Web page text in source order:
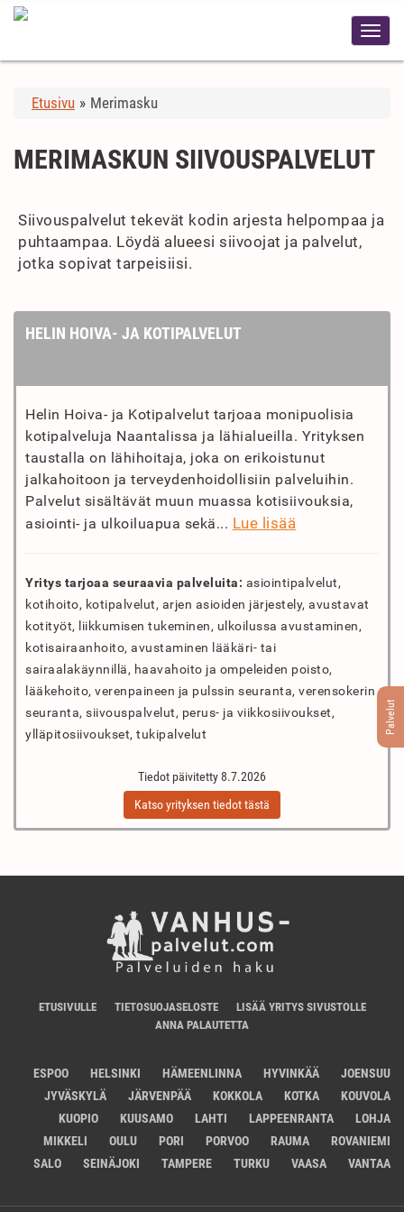
Etusivu » Merimasku
Palvelut
MERIMASKUN SIIVOUSPALVELUT
Siivouspalvelut tekevät kodin arjesta helpompaa ja
puhtaampaa. Löydä alueesi siivoojat ja palvelut,
jotka sopivat tarpeisiisi.
HELIN HOIVA- JA KOTIPALVELUT
Helin Hoiva- ja Kotipalvelut tarjoaa monipuolisia
kotipalveluja Naantalissa ja lähialueilla. Yrityksen
taustalla on lähihoitaja, joka on erikoistunut
jalkahoitoon ja terveydenhoidollisiin palveluihin.
Palvelut sisältävät muun muassa kotisiivouksia,
asiointi- ja ulkoiluapua sekä... Lue lisää
Yritys tarjoaa seuraavia palveluita: asiointipalvelut,
kotihoito, kotipalvelut, arjen asioiden järjestely, avustavat
kotityöt, liikkumisen tukeminen, ulkoilussa avustaminen,
kotisairaanhoito, avustaminen lääkäri- tai
sairaalakäynnillä, haavahoito ja ompeleiden poisto,
lääkehoito, verenpaineen ja pulssin seuranta, verensokerin
seuranta, siivouspalvelut, perus- ja viikkosiivoukset,
ylläpitosiivoukset, tukipalvelut
Tiedot päivitetty 8.7.2026
Katso yrityksen tiedot tästä
ETUSIVULLE TIETOSUOJASELOSTE
LISÄÄ YRITYS SIVUSTOLLE
ANNA PALAUTETTA
ESPOO HELSINKI HÄMEENLINNA HYVINKÄÄ
JOENSUU
JYVÄSKYLÄ
JÄRVENPÄÄ KOKKOLA KOTKA
KOUVOLA
KUOPIO
KUUSAMO LAHTI LAPPEENRANTA
LOHJA
MIKKELI
OULU PORI PORVOO RAUMA
ROVANIEMI
SALO
SEINÄJOKI TAMPERE TURKU VAASA VANTAA